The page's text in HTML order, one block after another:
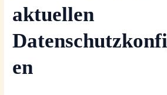
aktuellen
en